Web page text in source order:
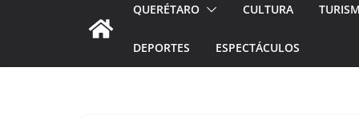
QUERÉTARO CULTURA
DEPORTES ESPECTÁCULOS